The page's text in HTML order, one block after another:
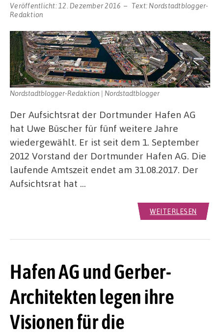
Veröffentlicht: 12. Dezember 2016 Text: Nordstadtblogger-
Redaktion
Nordstadtblogger-Redaktion | Nordstadtblogger
Der Aufsichtsrat der Dortmunder Hafen AG
hat Uwe Büscher für fünf weitere Jahre
wiedergewählt. Er ist seit dem 1. September
2012 Vorstand der Dortmunder Hafen AG. Die
laufende Amtszeit endet am 31.08.2017. Der
Aufsichtsrat hat …
WEITERLESEN
Hafen AG und Gerber-
Architekten legen ihre
Visionen für die